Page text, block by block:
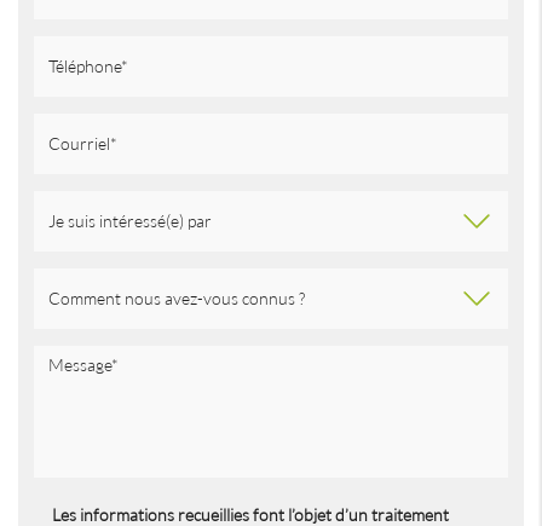
Les informations recueillies font l’objet d’un traitement